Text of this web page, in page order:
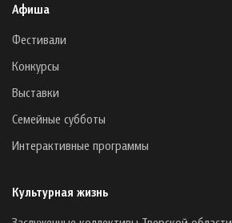
Афиша
Фестивали
Конкурсы
Выставки
Семейные субботы
Интерактивные программы
Культурная жизнь